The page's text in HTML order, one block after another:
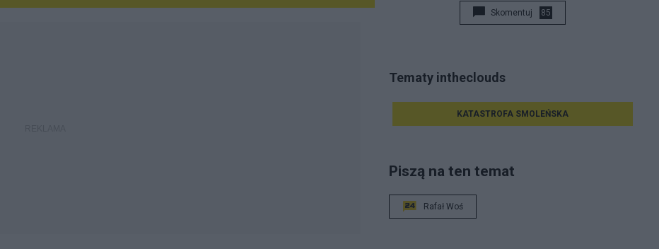
Skomentuj 85
Tematy intheclouds
KATASTROFA SMOLEŃSKA
Piszą na ten temat
Rafał Woś